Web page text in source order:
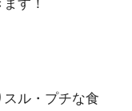
す！
ル・プチな食